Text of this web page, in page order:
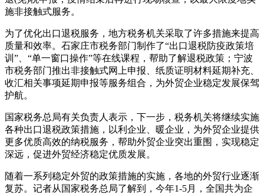
施非接触式服务。
为了优化出口退税服务，地方税务机关采取了许多措施来提高
质量和效率。石家庄市税务部门制作了“出口退税防疫政策培
训”、“单一窗口操作”等在线课程，帮助了解退税政策；宁波
市税务部门推出非接触式网上申报、纸质证明材料延期补充、
收汇相关事项延期申报等服务组合，为外贸企业稳定发展保驾
护航。
国家税务总局有关负责人表示，下一步，税务机关将继续实施
各种出口退税政策措施，以利企业、暖企业，为外贸企业提供
更多优质高效的纳税服务，帮助外贸企业突出重围，实现稳定
深远，促进外贸经济稳定优质发展。
随着一系列稳定外贸的政策措施的实施，各地的外贸行业逐渐
复苏。记者从国家税务总局了解到，今年1-5月，全国共为企